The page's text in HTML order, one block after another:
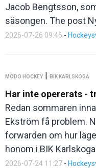
Jacob Bengtsson,
säsongen. The post
2026-07-26 09:46 -
MODO HOCKEY | BIK KARLSKOGA
Har inte opererats -
Redan sommaren
Ekström få problem.
forwarden om hur
honom i BIK
2026-07-24 11:27 -